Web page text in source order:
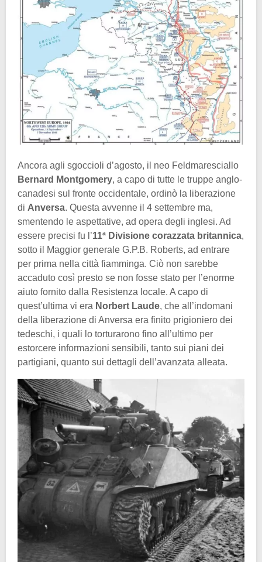
Ancora agli sgoccioli d’agosto, il neo Feldmaresciallo
Bernard Montgomery, a capo di tutte le truppe anglo-
canadesi sul fronte occidentale, ordinò la liberazione
di Anversa. Questa avvenne il 4 settembre ma,
smentendo le aspettative, ad opera degli inglesi. Ad
essere precisi fu l’11ª Divisione corazzata britannica,
sotto il Maggior generale G.P.B. Roberts, ad entrare
per prima nella città fiamminga. Ciò non sarebbe
accaduto così presto se non fosse stato per l’enorme
aiuto fornito dalla Resistenza locale. A capo di
quest’ultima vi era Norbert Laude, che all’indomani
della liberazione di Anversa era finito prigioniero dei
tedeschi, i quali lo torturarono fino all’ultimo per
estorcere informazioni sensibili, tanto sui piani dei
partigiani, quanto sui dettagli dell’avanzata alleata.